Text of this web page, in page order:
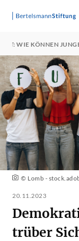
WIE KÖNNEN
© Lomb -
20.11.2023
trüber